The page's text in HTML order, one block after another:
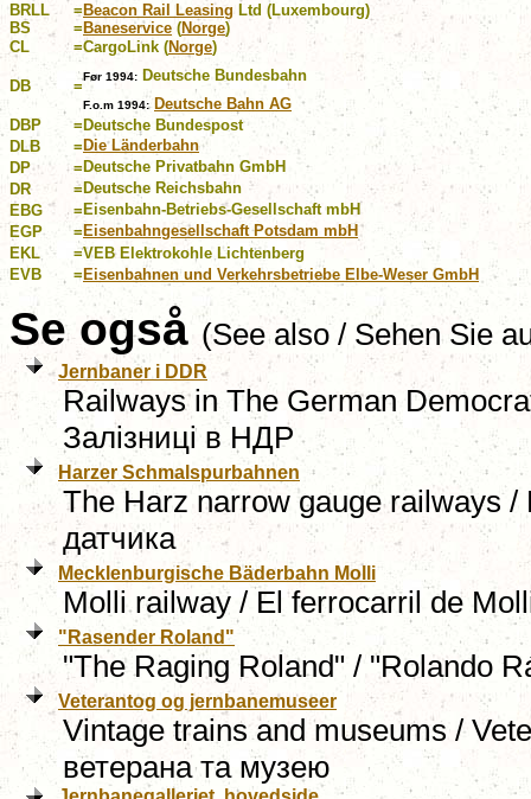
BRLL
= Beacon Rail Leasing Ltd (Luxembourg)
BS
= Baneservice (Norge)
CL
=CargoLink (Norge)
DB =
Før 1994: Deutsche Bundesbahn
F.o.m 1994: Deutsche Bahn AG
DBP
= Deutsche Bundespost
DLB
= Die Länderbahn
DP
= Deutsche Privatbahn GmbH
DR
= Deutsche Reichsbahn
EBG
= Eisenbahn-Betriebs-Gesellschaft mbH
EGP
= Eisenbahngesellschaft Potsdam mbH
EKL
=VEB Elektrokohle Lichtenberg
EVB
= Eisenbahnen und Verkehrsbetriebe Elbe-Weser GmbH
Se også (See also / Sehen Sie
Jernbaner i DDR
Railways in The German
Залізниці в НДР
Harzer Schmalspurbahnen
The Harz narrow gauge railways /
датчика
Mecklenburgische Bäderbahn Molli
Molli railway / El ferrocarril de
"Rasender Roland"
"The Raging Roland" / "Rolando
Veterantog og jernbanemuseer
Vintage trains and museums /
ветерана та музею